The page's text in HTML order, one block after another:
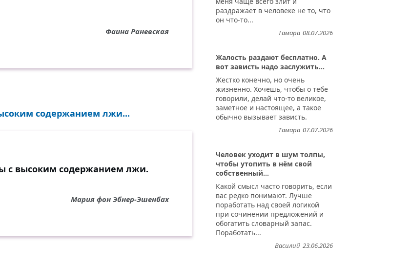
Фаина Раневская
содержанием лжи...
с высоким содержанием лжи.
Мария фон Эбнер-Эшенбах
раздражает в человеке не то, что
он что-то...
08.07.2026
Тамара
Жалость раздают бесплатно. А
вот зависть надо заслужить...
Жестко конечно, но очень
жизненно. Хочешь, чтобы о тебе
говорили, делай что-то великое,
заметное и настоящее, а такое
обычно вызывает зависть.
07.07.2026
Тамара
Человек уходит в шум толпы,
чтобы утопить в нём свой
собственный...
Какой смысл часто говорить, если
вас редко понимают. Лучше
поработать над своей логикой
при сочинении предложений и
обогатить словарный запас.
Поработать...
23.06.2026
Василий